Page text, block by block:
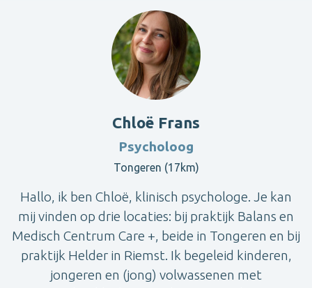
Chloë Frans
Psycholoog
Tongeren (17km)
Hallo, ik ben Chloë, klinisch psychologe. Je kan
mij vinden op drie locaties: bij praktijk Balans en
Medisch Centrum Care +, beide in Tongeren en bij
praktijk Helder in Riemst. Ik begeleid kinderen,
jongeren en (jong) volwassenen met